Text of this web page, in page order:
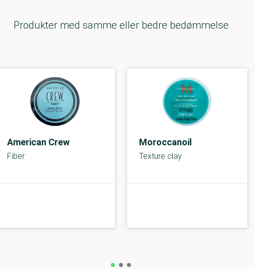
Produkter med samme eller bedre bedømmelse
American Crew
Fiber
Moroccanoil
Texture clay